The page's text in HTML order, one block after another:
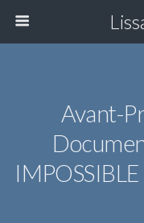
Avant-